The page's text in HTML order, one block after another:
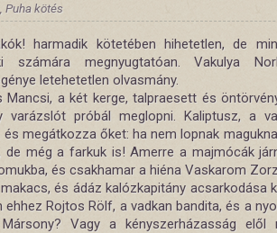
Puha kötés
harmadik kötetében hihetetlen, de
számára megnyugtatóan. Vakulya
letehetetlen olvasmány.
Mancsi, a két kerge, talpraesett és
varázslót próbál meglopni. Kaliptusz, a
és megátkozza őket: ha nem lopnak
de még a farkuk is! Amerre a majmócák
és csakhamar a hiéna Vaskarom
és ádáz kalózkapitány acsarkodása
ehhez Rojtos Rölf, a vadkan bandita, és a
Vagy a kényszerházasság elől